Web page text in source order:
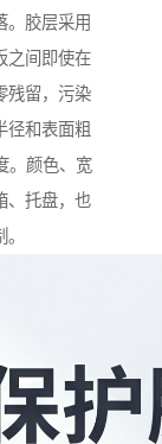
。胶层采用
之间即使在
残留，污染
径和表面粗
。颜色、宽
、托盘，也